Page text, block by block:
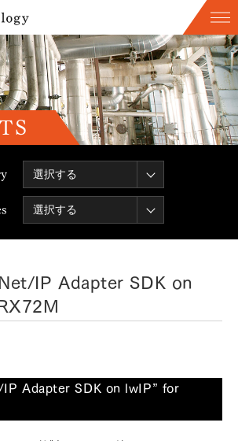
IP Adapter SDK on
Adapter SDK on lwIP” for